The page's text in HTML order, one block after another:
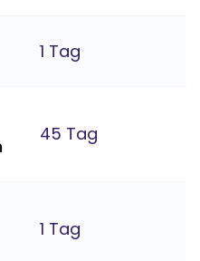
1 Tag
45 Tag
1 Tag